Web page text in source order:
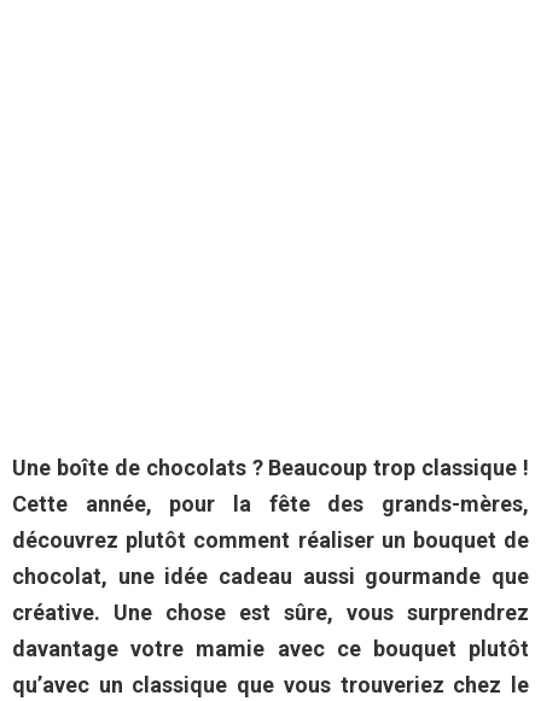
Une boîte de chocolats ? Beaucoup trop classique !
Cette année, pour la fête des grands-mères,
découvrez plutôt comment réaliser un bouquet de
chocolat, une idée cadeau aussi gourmande que
créative. Une chose est sûre, vous surprendrez
davantage votre mamie avec ce bouquet plutôt
qu’avec un classique que vous trouveriez chez le